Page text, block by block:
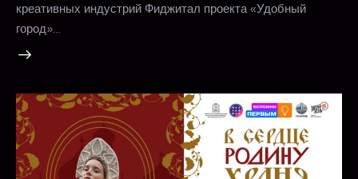
креативных индустрий Фиджитал проекта «Удобный
город»…